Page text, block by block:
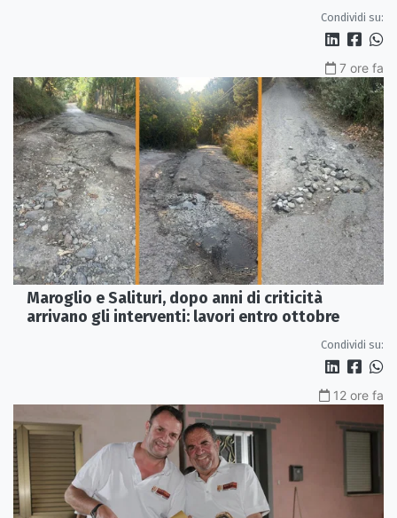
Condividi su:
7 ore fa
Maroglio e Salituri, dopo anni di criticità
arrivano gli interventi: lavori entro ottobre
Condividi su:
12 ore fa